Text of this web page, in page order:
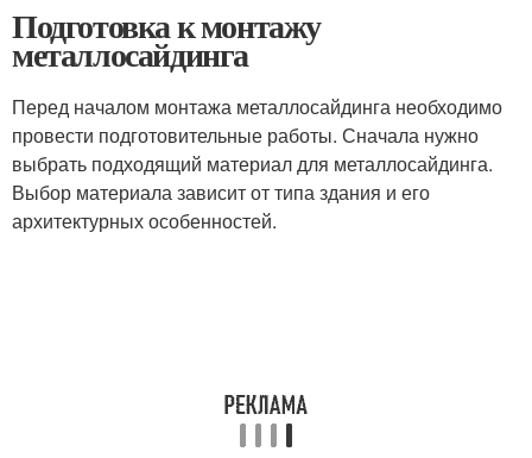
Подготовка к монтажу
металлосайдинга
Перед началом монтажа металлосайдинга необходимо
провести подготовительные работы. Сначала нужно
выбрать подходящий материал для металлосайдинга.
Выбор материала зависит от типа здания и его
архитектурных особенностей.